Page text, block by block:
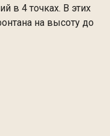
в 4 точках. В этих
на высоту до